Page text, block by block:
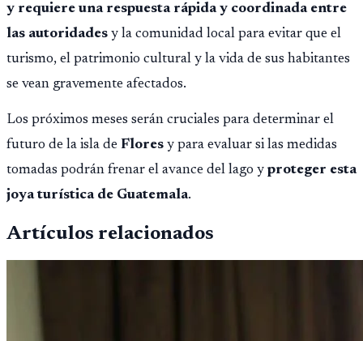
y requiere una respuesta rápida y coordinada entre
las autoridades y la comunidad local para evitar que el
turismo, el patrimonio cultural y la vida de sus habitantes
se vean gravemente afectados.
Los próximos meses serán cruciales para determinar el
futuro de la isla de Flores y para evaluar si las medidas
tomadas podrán frenar el avance del lago y proteger esta
joya turística de Guatemala.
Artículos relacionados